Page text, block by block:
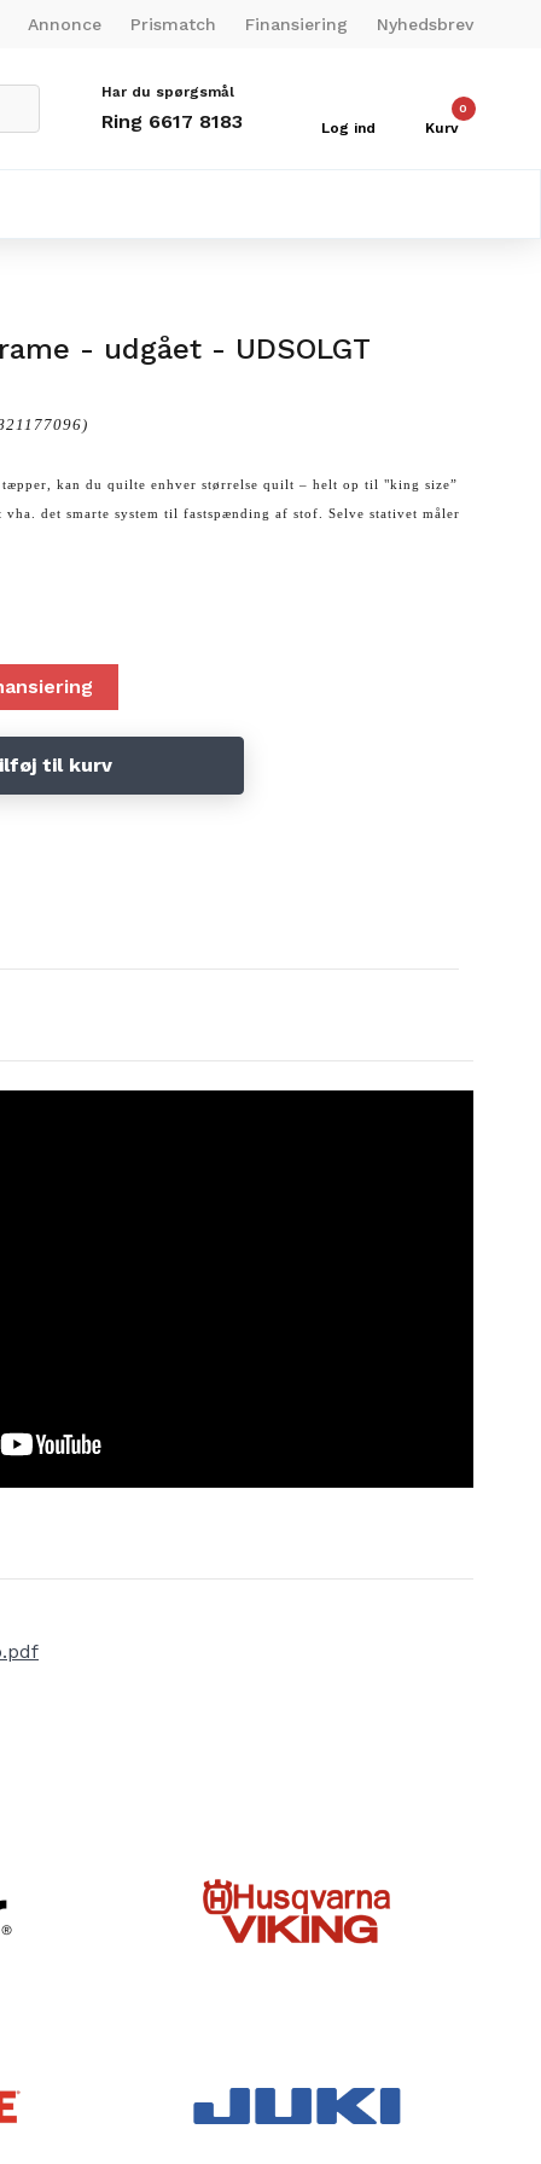
Annonce Prismatch Finansiering Nyhedsbrev
Har du spørgsmål
Ring 6617 8183 Log ind
0
Kurv
- udgået - UDSOLGT
kan du quilte enhver størrelse quilt – helt op til "king size”
det smarte system til fastspænding af stof. Selve stativet måler
til kurv